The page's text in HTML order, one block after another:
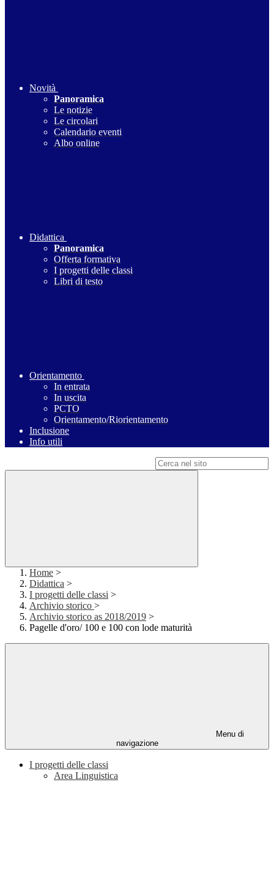
Novità
Panoramica
Le notizie
Le circolari
Calendario eventi
Albo online
Didattica
Panoramica
Offerta formativa
I progetti delle classi
Libri di testo
Orientamento
In entrata
In uscita
PCTO
Orientamento/Riorientamento
Inclusione
Info utili
Home >
Didattica >
I progetti delle classi >
Archivio storico >
Archivio storico as 2018/2019 >
Pagelle d'oro/ 100 e 100 con lode maturità
Menu di
navigazione
I progetti delle classi
Area Linguistica